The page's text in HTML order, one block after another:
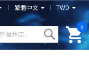
TWD
繁體中文
0